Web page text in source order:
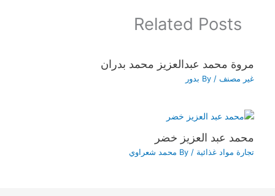
Related Posts
مروة محمد عبدالعزيز محمد بدران
غير مصنف / By بدور
محمد عبد العزيز خضر
تجارة مواد غذائية / By محمد شعراوي